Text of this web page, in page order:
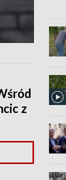
z